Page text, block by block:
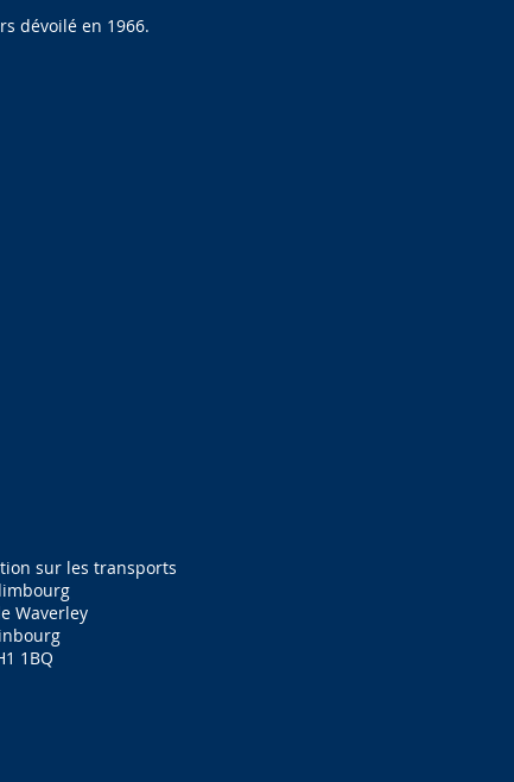
dévoilé en 1966.
sur les transports
Waverley
1BQ